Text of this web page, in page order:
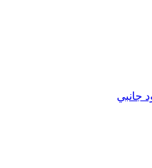
جانبي